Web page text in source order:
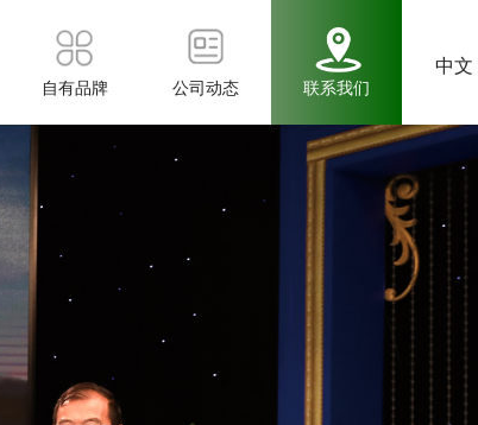
自有品牌 公司动态 联系我们
中文